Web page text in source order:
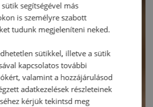
sütik segítségével más
is személyre szabott
tudunk megjeleníteni neked.
sütikkel, illetve a sütik
kapcsolatos további
valamint a hozzájárulásod
adatkezelések részleteinek
kérjük tekintsd meg